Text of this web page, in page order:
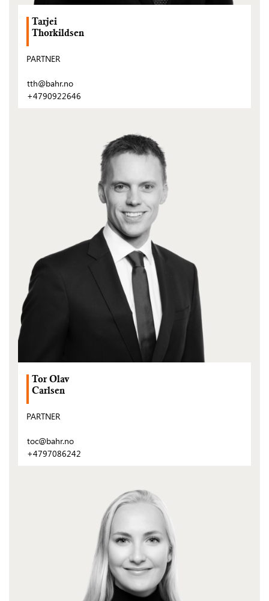
Tarjei
Thorkildsen
PARTNER
tth@bahr.no
+4790922646
Tor Olav
Carlsen
PARTNER
toc@bahr.no
+4797086242